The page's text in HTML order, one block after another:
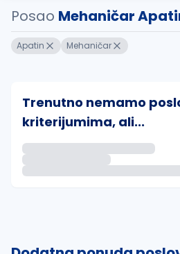
Posao Mehaničar
Apatin Mehaničar
Trenutno nemamo
kriterijumima, ali...